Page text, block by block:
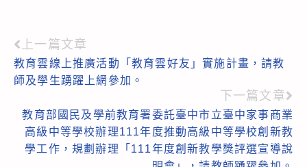
Read
more
上一篇文章
教育雲線上推廣活動「教育雲好友」實施計畫，請教
師及學生踴躍上網參加。
下一篇文章
教育部國民及學前教育署委託臺中市立臺中家事商業
高級中等學校辦理111年度推動高級中等學校創新教
學工作，規劃辦理「111年度創新教學獎評選宣導說